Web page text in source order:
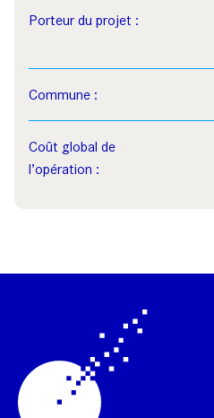
Porteur du projet :
Commune :
Coût global de
l’opération :